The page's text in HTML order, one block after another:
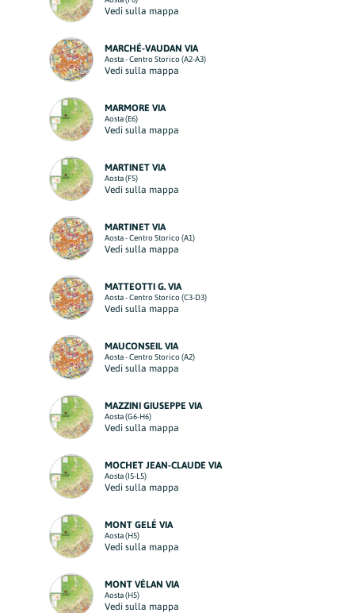
Vedi sulla mappa
MARCHÉ-VAUDAN VIA
Aosta - Centro Storico (A2-A3)
Vedi sulla mappa
MARMORE VIA
Aosta (E6)
Vedi sulla mappa
MARTINET VIA
Aosta (F5)
Vedi sulla mappa
MARTINET VIA
Aosta - Centro Storico (A1)
Vedi sulla mappa
MATTEOTTI G. VIA
Aosta - Centro Storico (C3-D3)
Vedi sulla mappa
MAUCONSEIL VIA
Aosta - Centro Storico (A2)
Vedi sulla mappa
MAZZINI GIUSEPPE VIA
Aosta (G6-H6)
Vedi sulla mappa
MOCHET JEAN-CLAUDE VIA
Aosta (I5-L5)
Vedi sulla mappa
MONT GELÉ VIA
Aosta (H5)
Vedi sulla mappa
MONT VÉLAN VIA
Aosta (H5)
Vedi sulla mappa